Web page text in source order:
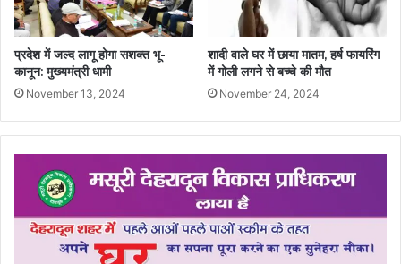
प्रदेश में जल्द लागू होगा सशक्त भू-
कानून: मुख्यमंत्री धामी
November 13, 2024
शादी वाले घर में छाया मातम, हर्ष फायरिंग
में गोली लगने से बच्चे की मौत
November 24, 2024